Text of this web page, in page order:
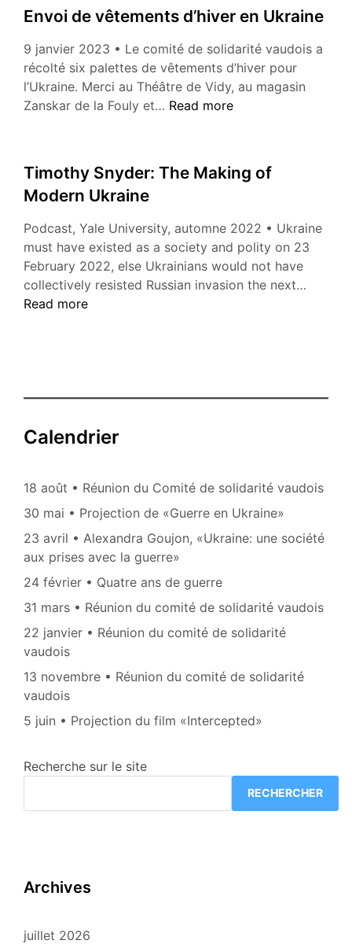
Envoi de vêtements d’hiver en Ukraine
9 janvier 2023 • Le comité de solidarité vaudois a
récolté six palettes de vêtements d’hiver pour
l’Ukraine. Merci au Théâtre de Vidy, au magasin
Zanskar de la Fouly et… Envoi
en
Read more
Timothy Snyder: The Making of
Modern Ukraine
Podcast, Yale University, automne 2022 • Ukraine
must have existed as a society and polity on 23
February 2022, else Ukrainians would not have
collectively resisted Russian invasion the next…
Ukraine
Read more
Calendrier
18 août • Réunion du Comité de solidarité vaudois
30 mai • Projection de «Guerre en Ukraine»
23 avril • Alexandra Goujon, «Ukraine: une société
aux prises avec la guerre»
24 février • Quatre ans de guerre
31 mars • Réunion du comité de solidarité vaudois
22 janvier • Réunion du comité de solidarité
vaudois
13 novembre • Réunion du comité de solidarité
vaudois
5 juin • Projection du film «Intercepted»
Recherche sur le site
RECHERCHER
Archives
juillet 2026